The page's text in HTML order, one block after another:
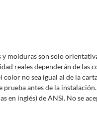
molduras son solo
reales dependerán de las
no sea igual al de la
antes de la
en inglés) de ANSI. No se